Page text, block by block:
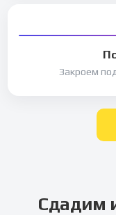
Закроем
Сдадим